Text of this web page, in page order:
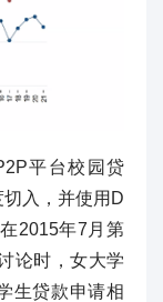
平台校园贷
切入，并使用D
2015年7月第
论时，女大学
生贷款申请相